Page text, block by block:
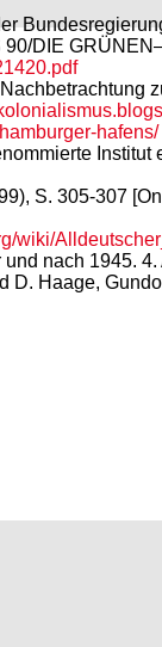
DIE
hafens/
S. 305-307
wiki/
nach 1945.
D. Haage,